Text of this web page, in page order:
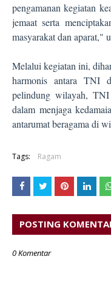
pengamanan kegiatan
jemaat serta
masyarakat dan aparat,"
Melalui kegiatan ini,
harmonis antara TNI
pelindung wilayah, TNI
dalam menjaga
antarumat beragama di
Tags: Ragam
POSTING
0 Komentar